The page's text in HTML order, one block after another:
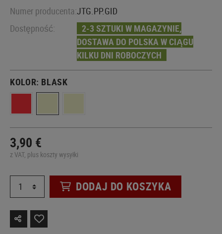
Numer producenta:JTG.PP.GID
Dostępność:
2-3 SZTUKI W MAGAZYNIE,
DOSTAWA DO POLSKA W CIĄGU
KILKU DNI ROBOCZYCH
KOLOR: BLASK
3,90 €
z VAT, plus koszty wysyłki
DODAJ DO KOSZYKA